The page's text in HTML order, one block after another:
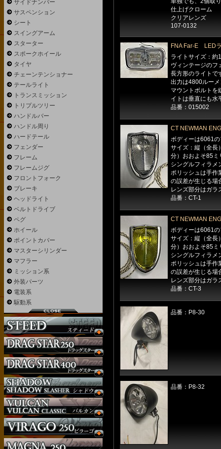
仕上げクローム
クリアレンズ
107-0132
FNA Far-E LED
ライトサイズ：約
ヴィンテージのフ
長方形のライトで
出力は4800ルー
マウントボルトを
イトは垂直にも水
品番：015002
CT NEWMAN
ボディーは6061
サイズ：縦（全長
分）おおよそ85ミ
シングルフィラメ
ポリッシュは手作
の誤差が生じる場
レンズ部分はガラ
品番：CT-1
CT NEWMAN
ボディーは6061
サイズ：縦（全長
分）おおよそ85ミ
シングルフィラメ
ポリッシュは手作
の誤差が生じる場
レンズ部分はガラ
品番：CT-3
品番：P8-30
品番：P8-32
サイドナンバー
サスペンション
シート
スイングアーム
スターター
スポークホイール
タイヤ
チェーンテンショナー
テールライト
トランスミッション
トリプルツリー
ハンドルバー
ハンドル周り
ハードテール
フェンダー
フレーム
フレームジグ
フロントフォーク
ブレーキ
ヘッドライト
ベルトドライブ
ペグ
ホイール
ポイントカバー
マスターシリンダー
マフラー
ミッション系
外装パーツ
電装系
駆動系